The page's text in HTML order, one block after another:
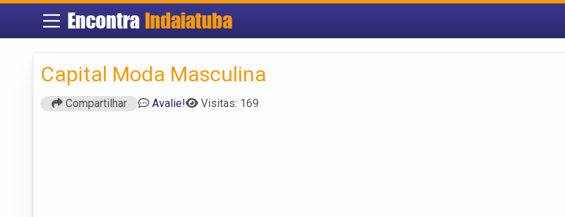
EncontraIndaiatuba
Capital Moda Masculina
Compartilhar Avalie! Visitas: 169